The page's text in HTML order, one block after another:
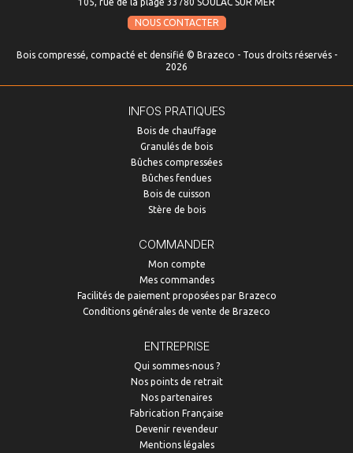
NOUS CONTACTER
Bois compressé, compacté et densifié © Brazeco - Tous droits réservés -
2026
INFOS PRATIQUES
Bois de chauffage
Granulés de bois
Bûches compressées
Bûches fendues
Bois de cuisson
Stère de bois
COMMANDER
Mon compte
Mes commandes
Facilités de paiement proposées par Brazeco
Conditions générales de vente de Brazeco
ENTREPRISE
Qui sommes-nous ?
Nos points de retrait
Nos partenaires
Fabrication Française
Devenir revendeur
Mentions légales